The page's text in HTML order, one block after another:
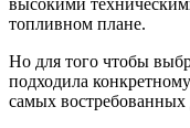
высокими
топливном плане.
Но для того чтобы
подходила
самых